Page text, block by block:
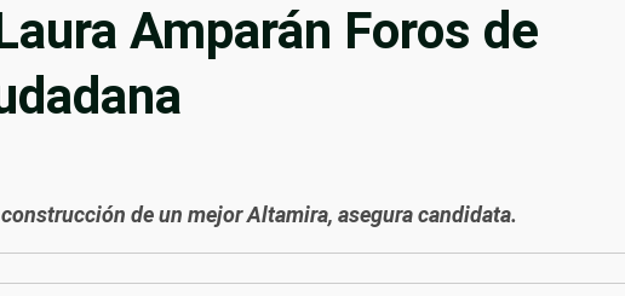
Amparán Foros de
de un mejor Altamira, asegura candidata.